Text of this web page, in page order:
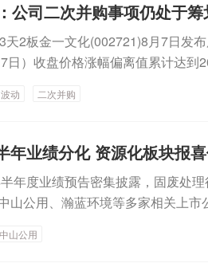
14.2万头，同比减少0.44%环旭
招商蛇口：7月实现签约销售
量3153万吨，同比减少0.82%龙
一文化：公司二次并购事项仍处于
亿元 用于汽车线控转向系统产
亿元震有科技：向特定对象发行
股票申请获中国证监会同意注册
申请获中国证监会同意注册批复皖
行H股事项获中国证监会备案【增
GoPro在国内市场持续边缘化。洛
运镜、语义识别等功能全面下放至
阶云服务分层付费。与此同时，
品牌普遍采用全形态矩阵覆盖全
心要素，不具备AI算法自研能力
态加速融合，全景、云台、广角
已成为头部品牌标配。最后，供应
海外品牌份额长期收缩趋势短期
这一进程。产业链上市公司加速
第一创业上海滨江大道营业部净
现金方式收购至誉科技股份有限
亿元。不过，截至公告日，名家汇
仍在进行中。资料显示，至誉科
品为核心，目标市场主要定位于
去年底，公司完成重整计划。根
域遴选符合新质生产力方向的优质
，包含照明工程的设计、施工，
内价格大幅上涨稀土板块大涨，
公司二次并购事项仍处于
天2板金一文化(002721)8月7日发
日）收盘价格涨幅偏离值累计达
进中，尚未签署任何意向性协议
动 二次并购
年业绩分化 资源化板块报
年度业绩预告密集披露，固废处
山公用、瀚蓝环境等多家相关上市
为主业的传统固废企业，则受政
中山公用